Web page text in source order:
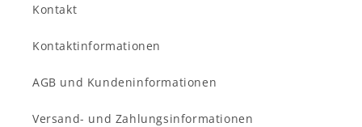
Kontakt
Kontaktinformationen
AGB und Kundeninformationen
Versand- und Zahlungsinformationen